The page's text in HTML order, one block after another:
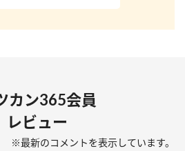
カン365会員
レビュー
※最新のコメントを表示しています。